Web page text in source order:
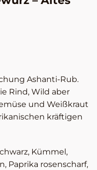
Ashanti-Rub.
Rind, Wild aber
und Weißkraut
kräftigen
Kümmel,
Paprika rosenscharf,